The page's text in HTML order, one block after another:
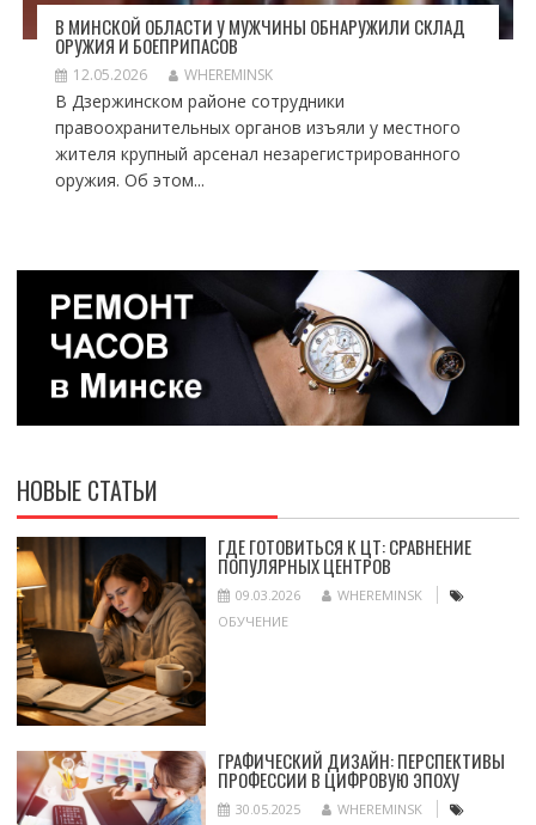
В МИНСКОЙ ОБЛАСТИ У МУЖЧИНЫ ОБНАРУЖИЛИ СКЛАД
ОРУЖИЯ И БОЕПРИПАСОВ
12.05.2026 WHEREMINSK
В Дзержинском районе сотрудники
правоохранительных органов изъяли у местного
жителя крупный арсенал незарегистрированного
оружия. Об этом...
НОВЫЕ СТАТЬИ
ГДЕ ГОТОВИТЬСЯ К ЦТ: СРАВНЕНИЕ
ПОПУЛЯРНЫХ ЦЕНТРОВ
09.03.2026
WHEREMINSK
ОБУЧЕНИЕ
ГРАФИЧЕСКИЙ ДИЗАЙН: ПЕРСПЕКТИВЫ
ПРОФЕССИИ В ЦИФРОВУЮ ЭПОХУ
30.05.2025
WHEREMINSK